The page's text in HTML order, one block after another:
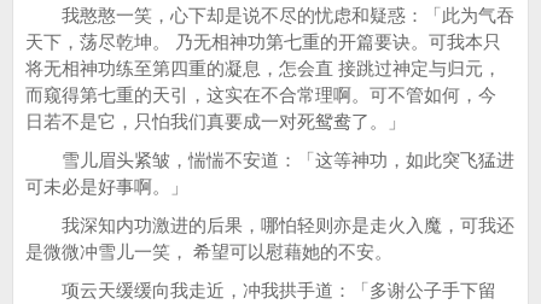
我憨憨一笑，心下却是说不尽的忧虑和疑惑：「此为气吞
天下，荡尽乾坤。 乃无相神功第七重的开篇要诀。可我本只
将无相神功练至第四重的凝息，怎会直 接跳过神定与归元，
而窥得第七重的天引，这实在不合常理啊。可不管如何，今
日若不是它，只怕我们真要成一对死鸳鸯了。」
雪儿眉头紧皱，惴惴不安道：「这等神功，如此突飞猛进
可未必是好事啊。」
我深知内功激进的后果，哪怕轻则亦是走火入魔，可我还
是微微冲雪儿一笑， 希望可以慰藉她的不安。
项云天缓缓向我走近，冲我拱手道：「多谢公子手下留